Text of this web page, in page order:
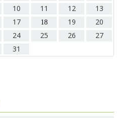
10 11 12 13
17 18 19 20
24 25 26
27
31